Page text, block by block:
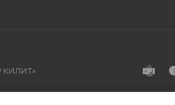
КИЛИТ»